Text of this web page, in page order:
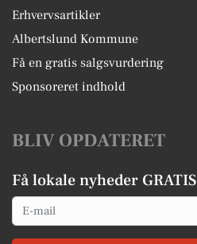
Erhvervsartikler
Albertslund Kommune
Få en gratis salgsvurdering
Sponsoreret indhold
BLIV OPDATERET
Få lokale nyheder GRATIS
Email